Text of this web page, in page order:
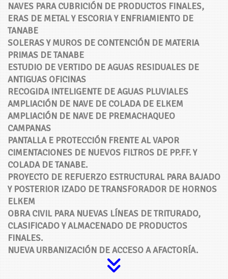
NAVES PARA CUBRICIÓN DE PRODUCTOS FINALES,
ERAS DE METAL Y ESCORIA Y ENFRIAMIENTO DE
TANABE
SOLERAS Y MUROS DE CONTENCIÓN DE MATERIA
PRIMAS DE TANABE
ESTUDIO DE VERTIDO DE AGUAS RESIDUALES DE
ANTIGUAS OFICINAS
RECOGIDA INTELIGENTE DE AGUAS PLUVIALES
AMPLIACIÓN DE NAVE DE COLADA DE ELKEM
AMPLIACIÓN DE NAVE DE PREMACHAQUEO
CAMPANAS
PANTALLA E PROTECCIÓN FRENTE AL VAPOR
CIMENTACIONES DE NUEVOS FILTROS DE PP.FF. Y
COLADA DE TANABE.
PROYECTO DE REFUERZO ESTRUCTURAL PARA BAJADO
Y POSTERIOR IZADO DE TRANSFORADOR DE HORNOS
ELKEM
OBRA CIVIL PARA NUEVAS LÍNEAS DE TRITURADO,
CLASIFICADO Y ALMACENADO DE PRODUCTOS
FINALES.
NUEVA URBANIZACIÓN DE ACCESO A AFACTORÍA.